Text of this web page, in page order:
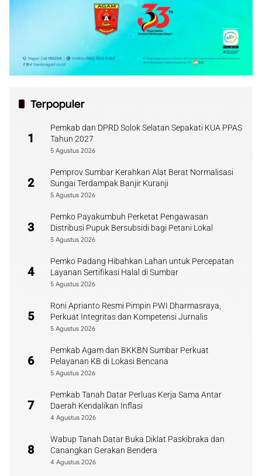
Terpopuler
1
Pemkab dan DPRD Solok Selatan Sepakati KUA PPAS
Tahun 2027
5 Agustus 2026
2
Pemprov Sumbar Kerahkan Alat Berat Normalisasi
Sungai Terdampak Banjir Kuranji
5 Agustus 2026
3
Pemko Payakumbuh Perketat Pengawasan
Distribusi Pupuk Bersubsidi bagi Petani Lokal
5 Agustus 2026
4
Pemko Padang Hibahkan Lahan untuk Percepatan
Layanan Sertifikasi Halal di Sumbar
5 Agustus 2026
5
Roni Aprianto Resmi Pimpin PWI Dharmasraya,
Perkuat Integritas dan Kompetensi Jurnalis
5 Agustus 2026
6
Pemkab Agam dan BKKBN Sumbar Perkuat
Pelayanan KB di Lokasi Bencana
5 Agustus 2026
7
Pemkab Tanah Datar Perluas Kerja Sama Antar
Daerah Kendalikan Inflasi
4 Agustus 2026
8
Wabup Tanah Datar Buka Diklat Paskibraka dan
Canangkan Gerakan Bendera
4 Agustus 2026